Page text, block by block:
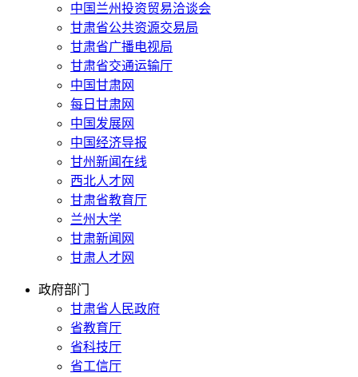
中国兰州投资贸易洽谈会
甘肃省公共资源交易局
甘肃省广播电视局
甘肃省交通运输厅
中国甘肃网
每日甘肃网
中国发展网
中国经济导报
甘州新闻在线
西北人才网
甘肃省教育厅
兰州大学
甘肃新闻网
甘肃人才网
政府部门
甘肃省人民政府
省教育厅
省科技厅
省工信厅